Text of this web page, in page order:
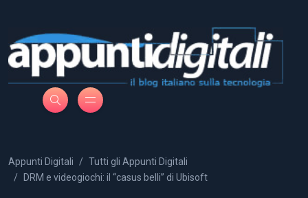
Appunti Digitali
Tutti gli Appunti Digitali
DRM e videogiochi: il “casus belli” di Ubisoft